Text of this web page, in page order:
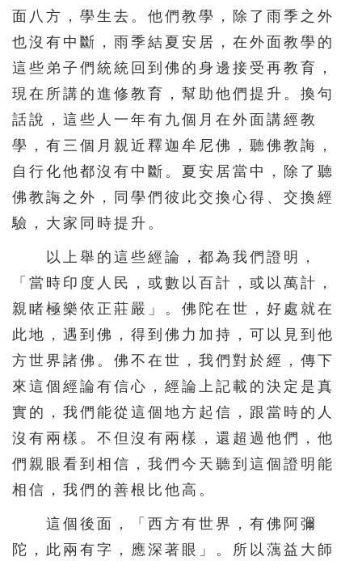
301 302 303 304 305
306 307 308 309 310
316 318 319 320
321 322 323 324 325
326 327 328 329 330
331 332 333 334 335
336 337
341 342 343 344 345
352 353 354 355
356 357 358 359 360
361 362 363 364 365
366 367 368 369 370
371 372 373 374 375
377
386 387 388 389 390
面八方，學生去。他們教學，除了雨季之外
也沒有中斷，雨季結夏安居，在外面教學的
這些弟子們統統回到佛的身邊接受再教育，
現在所講的進修教育，幫助他們提升。換句
話說，這些人一年有九個月在外面講經教
學，有三個月親近釋迦牟尼佛，聽佛教誨，
自行化他都沒有中斷。夏安居當中，除了聽
佛教誨之外，同學們彼此交換心得、交換經
驗，大家同時提升。
以上舉的這些經論，都為我們證明，
「當時印度人民，或數以百計，或以萬計，
親睹極樂依正莊嚴」。佛陀在世，好處就在
此地，遇到佛，得到佛力加持，可以見到他
方世界諸佛。佛不在世，我們對於經，傳下
來這個經論有信心，經論上記載的決定是真
實的，我們能從這個地方起信，跟當時的人
沒有兩樣。不但沒有兩樣，還超過他們，他
們親眼看到相信，我們今天聽到這個證明能
相信，我們的善根比他高。
這個後面，「西方有世界，有佛阿彌
陀，此兩有字，應深著眼」。所以蕅益大師